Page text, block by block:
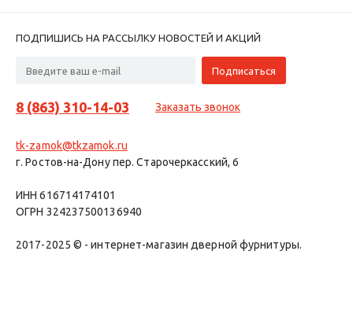
ПОДПИШИСЬ НА РАССЫЛКУ НОВОСТЕЙ И АКЦИЙ
8 (863) 310-14-03 Заказать звонок
tk-zamok@tkzamok.ru
г. Ростов-на-Дону пер. Старочеркасский, 6
ИНН 616714174101
ОГРН 324237500136940
2017-2025 © - интернет-магазин дверной фурнитуры.